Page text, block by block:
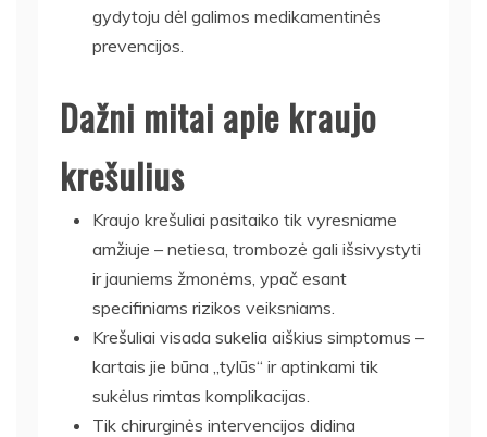
gydytoju dėl galimos medikamentinės
prevencijos.
Dažni mitai apie kraujo
krešulius
Kraujo krešuliai pasitaiko tik vyresniame
amžiuje – netiesa, trombozė gali išsivystyti
ir jauniems žmonėms, ypač esant
specifiniams rizikos veiksniams.
Krešuliai visada sukelia aiškius simptomus –
kartais jie būna „tylūs“ ir aptinkami tik
sukėlus rimtas komplikacijas.
Tik chirurginės intervencijos didina